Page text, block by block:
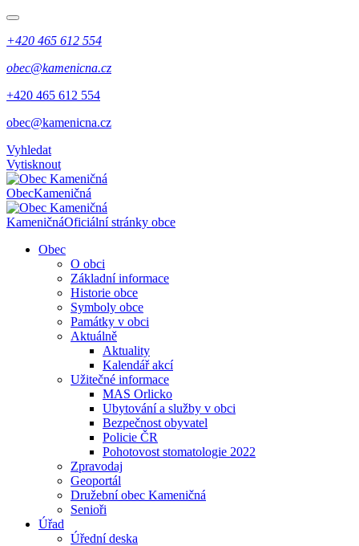
+420 465 612 554
obec@kamenicna.cz
​​+420 465 612 554
​​obec@kamenicna.cz
Vyhledat
Vytisknout
ObecKameničná
KameničnáOficiální stránky obce
Obec
O obci
Základní informace
Historie obce
Symboly obce
Památky v obci
Aktuálně
Aktuality
Kalendář akcí
Užitečné informace
MAS Orlicko
Ubytování a služby v obci
Bezpečnost obyvatel
Policie ČR
Pohotovost stomatologie 2022
Zpravodaj
Geoportál
Družební obec Kameničná
Senioři
Úřad
Úřední deska